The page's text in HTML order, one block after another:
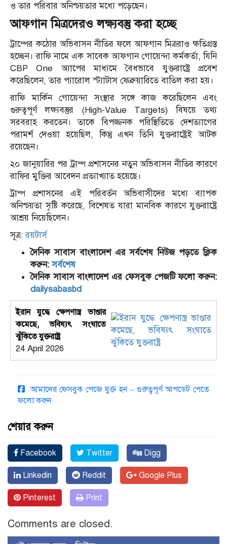
ও তার পরিবার অনিশ্চয়তার মধ্যে পড়েছেন।
আফগান মিত্রদেরও লক্ষ্যবস্তু করা হচ্ছে
ট্রাম্পের কঠোর অভিবাসন নীতির ফলে আফগান মিত্ররাও ক্ষতিগ্রস্ত
হচ্ছেন। রাফি নামে এক সাবেক আফগান গোয়েন্দা কর্মকর্তা, যিনি
CBP One অ্যাপের মাধ্যমে বৈধভাবে যুক্তরাষ্ট্রে প্রবেশ
করেছিলেন, তার প্যারোল স্ট্যাটাস ফেব্রুয়ারিতে বাতিল করা হয়।
রাফি মার্কিন গোয়েন্দা সংস্থার সঙ্গে কাজ করেছিলেন এবং
গুরুত্বপূর্ণ লক্ষ্যবস্তুর (High-Value Targets) বিষয়ে তথ্য
সরবরাহ করতেন। তাকে বিপজ্জনক পরিস্থিতিতে দেশত্যাগের
পরামর্শ দেওয়া হয়েছিল, কিন্তু এখন তিনি যুক্তরাষ্ট্রেই আটক
রয়েছেন।
২০ জানুয়ারির পর ট্রাম্প প্রশাসনের নতুন অভিবাসন নীতির কারণে
রাফির মুক্তির আবেদন প্রত্যাখ্যাত হয়েছে।
ট্রাম্প প্রশাসনের এই পরিবর্তন অভিবাসীদের মধ্যে ব্যাপক
অনিশ্চয়তা সৃষ্টি করেছে, বিশেষত যারা মানবিক কারণে যুক্তরাষ্ট্রে
আশ্রয় নিয়েছিলেন।
সূত্র:রয়টার্স
দৈনিক সাবাস বাংলাদেশ এর সর্বশেষ নিউজ পড়তে ক্লিক
করুন:সর্বশেষ
দৈনিক সাবাস বাংলাদেশ এর ফেসবুক পেজটি ফলো করুন:
dailysabasbd
ইরান যুদ্ধে ক্ষেপণাস্ত্র ভাণ্ডার
কমেছে, ভবিষ্যৎ সংঘাতে
ঝুঁকিতে যুক্তরাষ্ট্র
24 April 2026
আমাদের ফেসবুক পেজে যুক্ত হন – গুরুত্বপূর্ণ আপডেট পেতে
ফলো করুন
শেয়ার করুন
Facebook Twitter Digg
Linkedin Reddit Google Plus
Pinterest Print
Comments are closed.